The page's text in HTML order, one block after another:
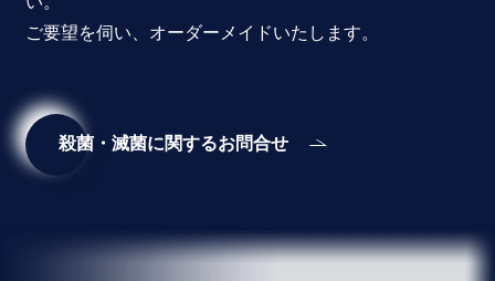
ご要望を伺い、オーダーメイドいたします。
殺菌・滅菌に関するお問合せ